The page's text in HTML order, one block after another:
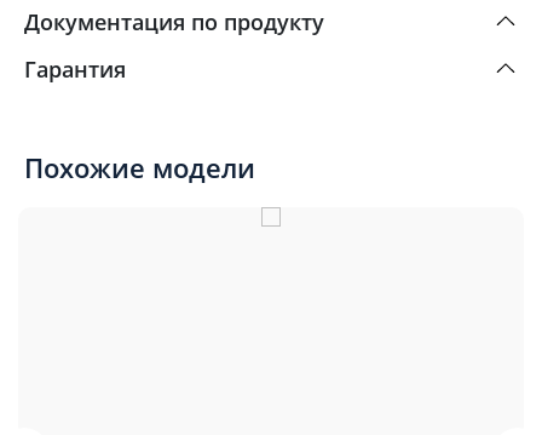
Документация по продукту
Гарантия
Похожие модели